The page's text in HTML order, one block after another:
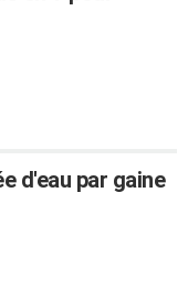
d'eau par gaine